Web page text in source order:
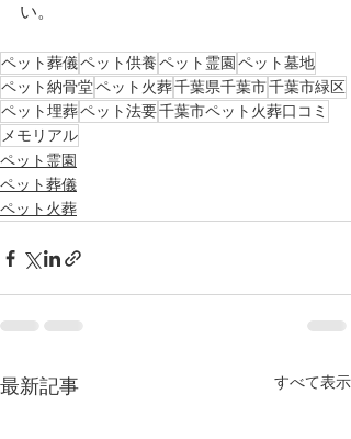
い。
ペット葬儀ペット供養ペット霊園 ペット墓地
ペット納骨堂ペット火葬千葉県千葉市千葉市緑区
ペット埋葬ペット法要千葉市ペット火葬口コミ
メモリアル
ペット霊園
ペット葬儀
ペット火葬
最新記事 すべて表示